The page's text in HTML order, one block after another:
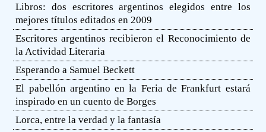
Libros: dos escritores argentinos elegidos entre los
mejores títulos editados en 2009
Escritores argentinos recibieron el Reconocimiento de
la Actividad Literaria
Esperando a Samuel Beckett
El pabellón argentino en la Feria de Frankfurt estará
inspirado en un cuento de Borges
Lorca, entre la verdad y la fantasía